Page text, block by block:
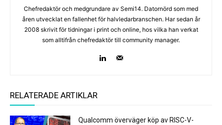
Chefredaktör och medgrundare av Semi14. Datornörd som med
åren utvecklat en fallenhet för halvledarbranschen. Har sedan år
2008 skrivit för tidningar i print och online, hos vilka han verkat
som alltifrån chefredaktör till community manager.
RELATERADE ARTIKLAR
Qualcomm överväger köp av RISC-V-